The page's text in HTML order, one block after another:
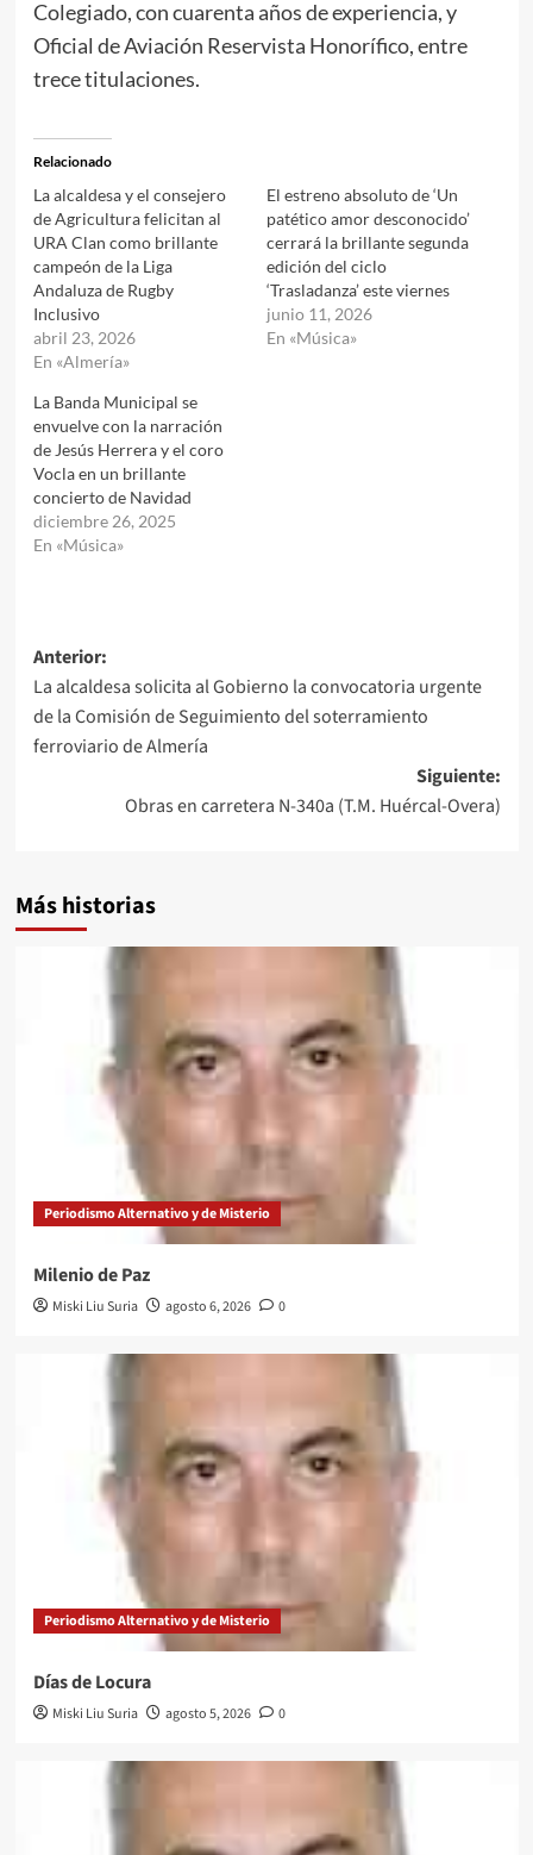
Colegiado, con cuarenta años de experiencia, y
Oficial de Aviación Reservista Honorífico, entre
trece titulaciones.
Relacionado
La alcaldesa y el consejero
de Agricultura felicitan al
URA Clan como brillante
campeón de la Liga
Andaluza de Rugby
Inclusivo
abril 23, 2026
En «Almería»
El estreno absoluto de ‘Un
patético amor desconocido’
cerrará la brillante segunda
edición del ciclo
‘Trasladanza’ este viernes
junio 11, 2026
En «Música»
La Banda Municipal se
envuelve con la narración
de Jesús Herrera y el coro
Vocla en un brillante
concierto de Navidad
diciembre 26, 2025
En «Música»
Navegación
de
entradas
Anterior:
La alcaldesa solicita al Gobierno la convocatoria urgente
de la Comisión de Seguimiento del soterramiento
ferroviario de Almería
Siguiente:
Obras en carretera N-340a (T.M. Huércal-Overa)
Más historias
Periodismo Alternativo y de Misterio
Milenio de Paz
Miski Liu Suria agosto 6, 2026 0
Periodismo Alternativo y de Misterio
Días de Locura
Miski Liu Suria agosto 5, 2026 0